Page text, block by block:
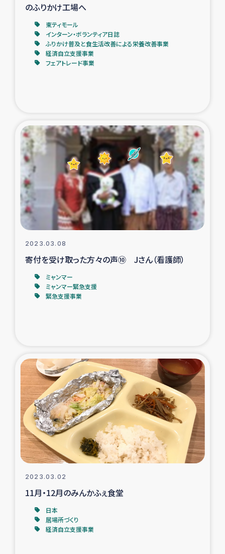
レバノンでのシリア難民・レバノン人への農業支援
海外ルーツの市民との共生
神原ゼミxパルシック
仮設住宅生活支援・農業復興支援
漁業復興支援
インターン・ボランティア日誌
経済自立支援事業
居場所づくり
ガザ空爆被災者への食料支援と農家生産支援
ガザ地区における被災住民への緊急支援
ガザ地区酪農を通した女性グループの生計支援
ふりかけ普及と食生活改善による栄養改善事業
フェアトレード事業
女性の生計向上を通じた子どもの栄養改善事業
のふりかけ工場へ
東ティモール
インターン・ボランティア日誌
ふりかけ普及と食生活改善による栄養改善事業
経済自立支援事業
フェアトレード事業
2023.03.08
寄付を受け取った方々の声⑩ Jさん（看護師）
ミャンマー
ミャンマー緊急支援
緊急支援事業
2023.03.02
11月・12月のみんかふぇ食堂
日本
居場所づくり
経済自立支援事業